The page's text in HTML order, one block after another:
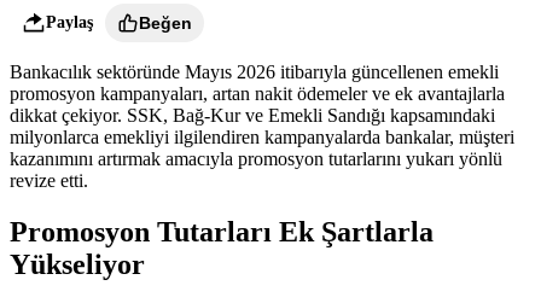
Paylaş Beğen
Bankacılık sektöründe Mayıs 2026 itibarıyla güncellenen emekli
promosyon kampanyaları, artan nakit ödemeler ve ek avantajlarla
dikkat çekiyor. SSK, Bağ-Kur ve Emekli Sandığı kapsamındaki
milyonlarca emekliyi ilgilendiren kampanyalarda bankalar, müşteri
kazanımını artırmak amacıyla promosyon tutarlarını yukarı yönlü
revize etti.
Promosyon Tutarları Ek Şartlarla
Yükseliyor